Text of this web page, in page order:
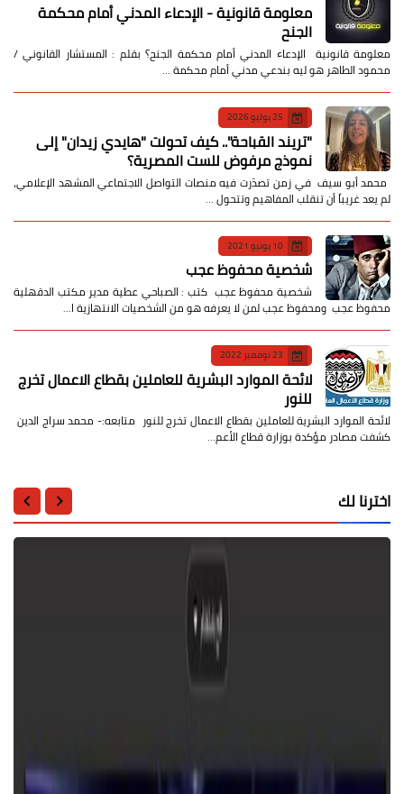
معلومة قانونية - الإدعاء المدني أمام محكمة
الجنح
معلومة قانونية الإدعاء المدني أمام محكمة الجنح؟ بقلم : المستشار القانوني /
محمود الطاهر هو ليه بندعي مدني أمام محكمة …
25 يوليو 2026
​"تريند القباحة".. كيف تحولت "هايدي زيدان" إلى
نموذج مرفوض للست المصرية؟
​ محمد أبو سيف ​في زمن تصدّرت فيه منصات التواصل الاجتماعي المشهد الإعلامي،
لم يعد غريباً أن تنقلب المفاهيم وتتحول …
10 يونيو 2021
شخصية محفوظ عجب
شخصية محفوظ عجب كتب : الصباحي عطية مدير مكتب الدقهلية
محفوظ عجب ومحفوظ عجب لمن لا يعرفه هو من الشخصيات الانتهازية ا…
23 نوفمبر 2022
لائحة الموارد البشرية للعاملين بقطاع الاعمال تخرج
للنور
لائحة الموارد البشرية للعاملين بقطاع الاعمال تخرج للنور متابعه:- محمد سراج الدين
كشفت مصادر مؤكدة بوزارة قطاع الأعم…
اخترنا لك